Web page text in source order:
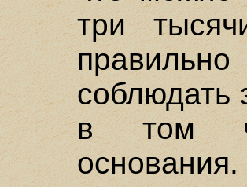
три
соблюдать
в том